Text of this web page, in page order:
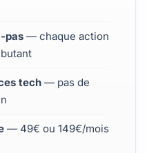
pas — chaque action
tech — pas de
— 49€ ou 149€/mois